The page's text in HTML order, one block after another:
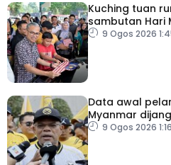
Kuching tuan
sambutan Hari
20269 Ogos 2026
Data awal
Myanmar
diperoleh suku
9 Ogos 2026